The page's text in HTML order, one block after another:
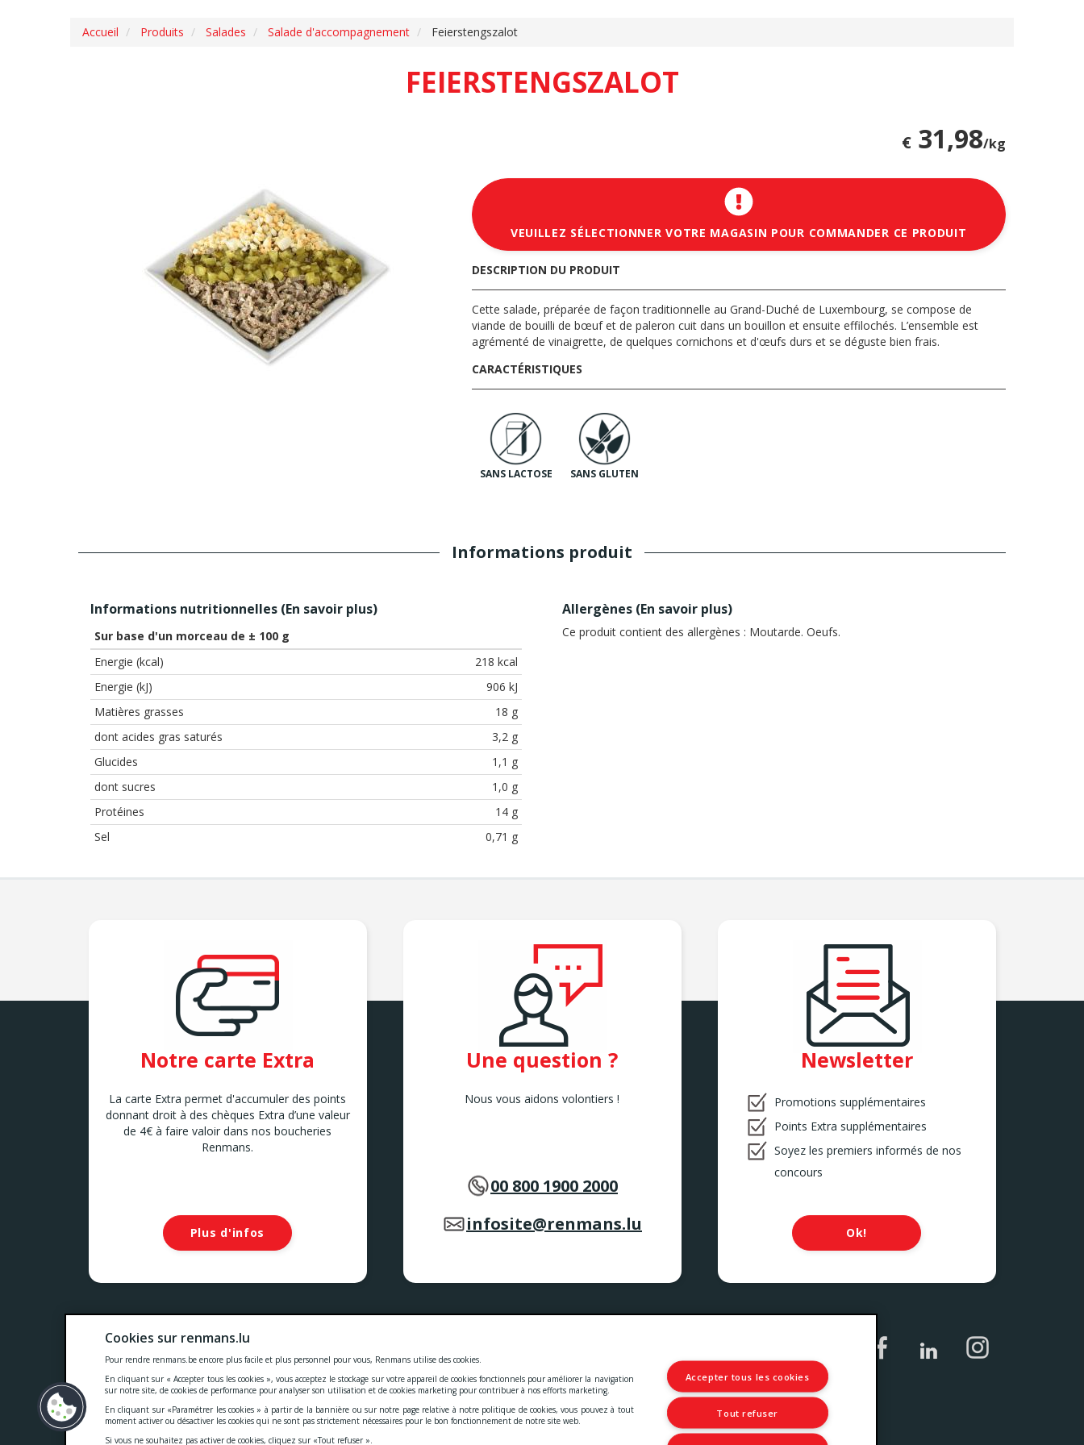
Accueil Produits Salades Salade d'accompagnement Feierstengszalot
FEIERSTENGSZALOT
€ 31,98/kg
VEUILLEZ SÉLECTIONNER VOTRE MAGASIN POUR COMMANDER CE PRODUIT
DESCRIPTION DU PRODUIT
Cette salade, préparée de façon traditionnelle au Grand-Duché de Luxembourg, se compose de
viande de bouilli de bœuf et de paleron cuit dans un bouillon et ensuite effilochés. L’ensemble est
agrémenté de vinaigrette, de quelques cornichons et d'œufs durs et se déguste bien frais.
CARACTÉRISTIQUES
SANS LACTOSE SANS GLUTEN
Informations produit
Informations nutritionnelles (En savoir plus)
Sur base d'un morceau de ± 100 g
Energie (kcal)
218 kcal
Energie (kJ)
906 kJ
Matières grasses
18 g
dont acides gras saturés
3,2 g
Glucides
1,1 g
dont sucres
1,0 g
Protéines
14 g
Sel
0,71 g
Allergènes (En savoir plus)
Ce produit contient des allergènes : Moutarde. Oeufs.
Notre carte Extra
La carte Extra permet d'accumuler des points
donnant droit à des chèques Extra d’une valeur
de 4€ à faire valoir dans nos boucheries
Renmans.
Plus d'infos
Une question ?
Nous vous aidons volontiers !
00 800 1900 2000
infosite@renmans.lu
Newsletter
Promotions supplémentaires
Points Extra supplémentaires
Soyez les premiers informés de nos
concours
Ok!
Cookies
Confidentialité - Conditions générales
Deklaratioun zur Barrierefräiheet
© 2026 Viande Luxembourg S.A.
4 Rue Henri M. Schnadt
2530 Luxembourg
TVA: LU15083165
IBAN: LU66 0030 5265 0422 0000
Cookies sur renmans.lu
Pour rendre renmans.be encore plus facile et plus personnel pour vous, Renmans utilise des cookies.
En cliquant sur « Accepter tous les cookies », vous acceptez le stockage sur votre appareil de cookies fonctionnels pour améliorer la navigation
sur notre site, de cookies de performance pour analyser son utilisation et de cookies marketing pour contribuer à nos efforts marketing.
En cliquant sur «Paramétrer les cookies » à partir de la bannière ou sur notre page relative à notre politique de cookies, vous pouvez à tout
moment activer ou désactiver les cookies qui ne sont pas strictement nécessaires pour le bon fonctionnement de notre site web.
Si vous ne souhaitez pas activer de cookies, cliquez sur «Tout refuser ».
Accepter tous les cookies
Tout refuser